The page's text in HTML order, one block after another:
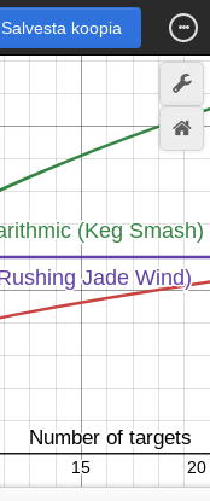
Salvesta koopia